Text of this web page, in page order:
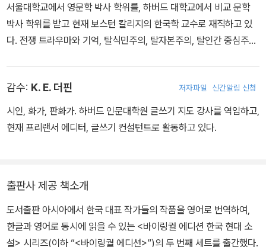
산문학상, 인터내셔널 부커상, 말라파르테 문학상, 산클레멘테 문학
상, 메디치 외국문학상, 에밀 기메 아시아문학상 등을 수상했으며, 노
르웨이 ‘미래 도서관’ 프로젝트 참여 작가로 선정되었다. 2024년 한
서울대학교에서 영문학 박사 학위를, 하버드 대학교에서 비교 문학
박사 학위를 받고 현재 보스턴 칼리지의 한국학 교수로 재직하고 있
다. 전쟁 트라우마와 기억, 탈식민주의, 탈자본주의, 탈인간 중심주의
한국 대표 소설 시리즈」의 편집 위원으로 일했다. 『오만과 편견』(공
역), 『에드거 앨런 포 단편선』, 『설득』, 『환락의 집』, 『여자를 위한 나
라는 없다』, 『수영장 도서관』, 『사소한 일』 등을 우리말로 옮겼으며,
감수: K. E. 더핀 저자파일 신간알림 신청
시인, 화가, 판화가. 하버드 인문대학원 글쓰기 지도 강사를 역임하고,
현재 프리랜서 에디터, 글쓰기 컨설턴트로 활동하고 있다.
출판사 제공 책소개
도서출판 아시아에서 한국 대표 작가들의 작품을 영어로 번역하여,
한글과 영어로 동시에 읽을 수 있는 <바이링궐 에디션 한국 현대 소
설> 시리즈(이하 “<바이링궐 에디션>”)의 두 번째 세트를 출간했다.